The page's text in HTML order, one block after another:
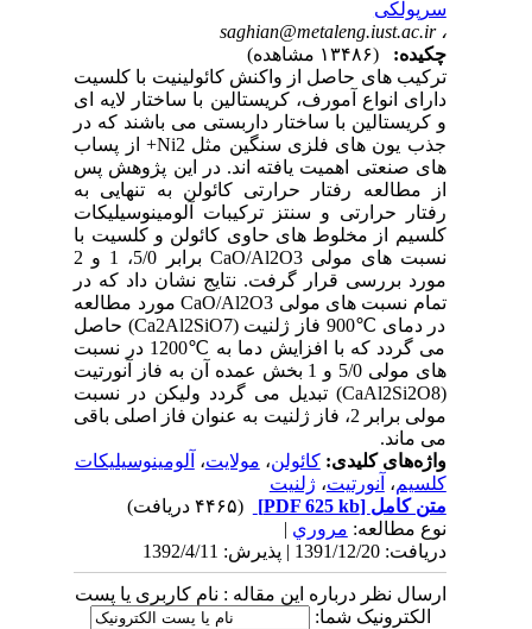
سرپولکی
saghian@metaleng.iust.ac.ir
چکیده:
ترکیب های حاصل از واکنش کائولینیت با کلسیت
دارای انواع آمورف، کریستالین با ساختار لایه ای
و کریستالین با ساختار داربستی می باشند که در
جذب یون های فلزی سنگین مثل Ni2+ از پساب
های صنعتی اهمیت یافته اند. در این پژوهش پس
از مطالعه رفتار حرارتی کائولن به تنهایی به
رفتار حرارتی و سنتز ترکیبات آلومینوسیلیکات
کلسیم از مخلوط های حاوی کائولن و کلسیت با
نسبت های مولی CaO/Al2O3 برابر 5/0، 1 و 2
مورد بررسی قرار گرفت. نتایج نشان داد که در
تمام نسبت های مولی CaO/Al2O3 مورد مطالعه
در دمای ℃900 فاز ژلنیت (Ca2Al2SiO7) حاصل
می گردد که با افزایش دما به ℃1200 در نسبت
های مولی 5/0 و 1 بخش عمده آن به فاز آنورتیت
(CaAl2Si2O8) تبدیل می گردد ولیکن در نسبت
مولی برابر 2، فاز ژلنیت به عنوان فاز اصلی باقی
می ماند.
واژه‌های کلیدی:کائولن،مولایت،آلومینوسیلیکات
کلسیم،آنورتیت،ژلنیت
متن کامل[PDF 625 kb]
نوع مطالعه:مروري|
دریافت: 1391/12/20 | پذیرش: 1392/4/11
ارسال نظر درباره این مقاله : نام کاربری یا پست
الکترونیک شما: